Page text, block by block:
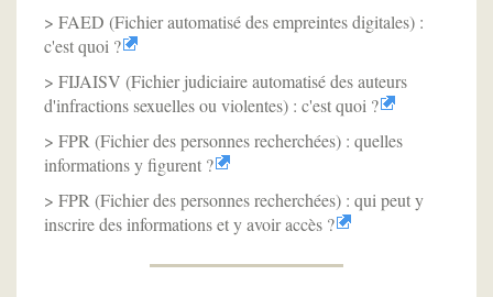
FAED (Fichier automatisé des empreintes digitales) :
c'est quoi ?
FIJAISV (Fichier judiciaire automatisé des auteurs
d'infractions sexuelles ou violentes) : c'est quoi ?
FPR (Fichier des personnes recherchées) : quelles
informations y figurent ?
FPR (Fichier des personnes recherchées) : qui peut y
inscrire des informations et y avoir accès ?